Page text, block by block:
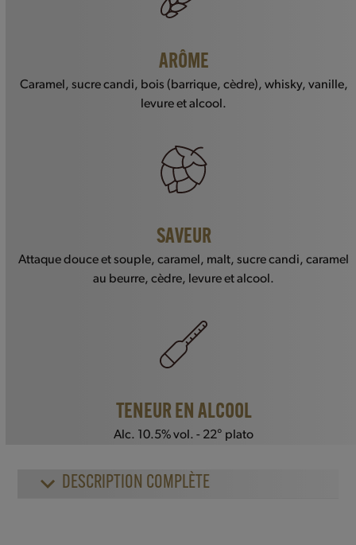
ARÔME
Caramel, sucre candi, bois (barrique, cèdre), whisky, vanille,
levure et alcool.
SAVEUR
Attaque douce et souple, caramel, malt, sucre candi, caramel
au beurre, cèdre, levure et alcool.
TENEUR EN ALCOOL
Alc. 10.5% vol. - 22° plato
DESCRIPTION COMPLÈTE